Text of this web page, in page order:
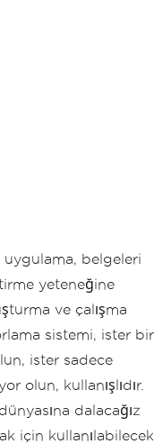
belgeleri
yeteneğine
ve çalışma
sistemi, ister bir
ister sadece
olun, kullanışlıdır.
dalacağız
için kullanılabilecek